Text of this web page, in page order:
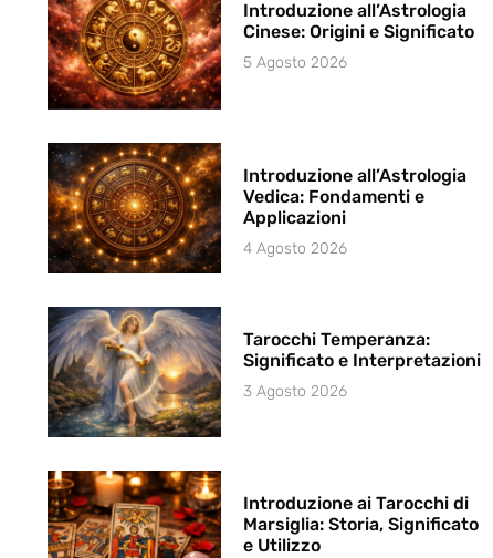
Introduzione all’Astrologia
Cinese: Origini e Significato
5 Agosto 2026
Introduzione all’Astrologia
Vedica: Fondamenti e
Applicazioni
4 Agosto 2026
Tarocchi Temperanza:
Significato e Interpretazioni
3 Agosto 2026
Introduzione ai Tarocchi di
Marsiglia: Storia, Significato
e Utilizzo